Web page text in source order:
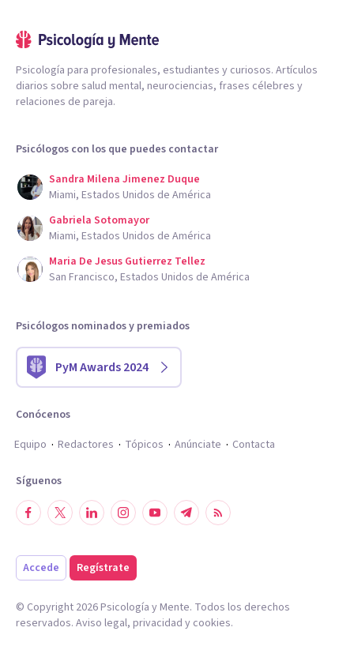
Psicología para profesionales, estudiantes y curiosos. Artículos
diarios sobre salud mental, neurociencias, frases célebres y
relaciones de pareja.
Psicólogos con los que puedes contactar
Sandra Milena Jimenez Duque
Miami, Estados Unidos de América
Gabriela Sotomayor
Miami, Estados Unidos de América
Maria De Jesus Gutierrez Tellez
San Francisco, Estados Unidos de América
Psicólogos nominados y premiados
PyM Awards 2024
Conócenos
Equipo
Redactores Tópicos Anúnciate Contacta
Síguenos
Accede Regístrate
© Copyright 2026Psicología y Mente. Todos los derechos
reservados. Aviso legal, privacidad y cookies.